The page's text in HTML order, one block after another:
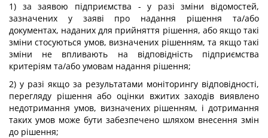
1) за заявою підприємства - у разі зміни відомостей,
зазначених у заяві про надання рішення та/або
документах, наданих для прийняття рішення, або якщо такі
зміни стосуються умов, визначених рішенням, та якщо такі
зміни не впливають на відповідність підприємства
критеріям та/або умовам надання рішення;
2) у разі якщо за результатами моніторингу відповідності,
перегляду рішення або оцінки вжитих заходів виявлено
недотримання умов, визначених рішенням, і дотримання
таких умов може бути забезпечено шляхом внесення змін
до рішення;